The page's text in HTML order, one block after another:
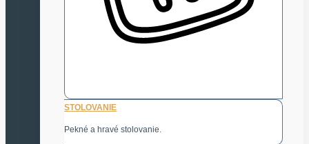
STOLOVANIE
Pekné a hravé stolovanie.